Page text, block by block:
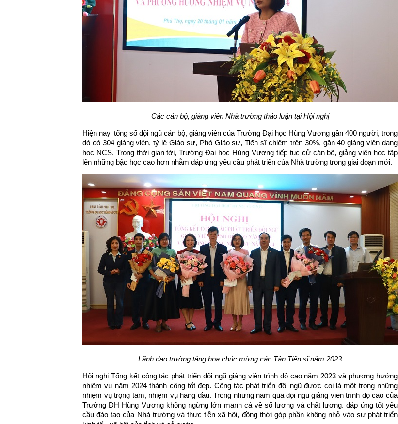
Các cán bộ, giảng viên Nhà trường thảo luận tại Hội nghị
Hiện nay, tổng số đội ngũ cán bộ, giảng viên của Trường Đại học Hùng Vương gần 400 người, trong
đó có 304 giảng viên, tỷ lệ Giáo sư, Phó Giáo sư, Tiến sĩ chiếm trên 30%, gần 40 giảng viên đang
học NCS. Trong thời gian tới, Trường Đại học Hùng Vương tiếp tục cử cán bộ, giảng viên học tập
lên những bậc học cao hơn nhằm đáp ứng yêu cầu phát triển của Nhà trường trong giai đoạn mới.
Lãnh đạo trường tặng hoa chúc mừng các Tân Tiến sĩ năm 2023
Hội nghị Tổng kết công tác phát triển đội ngũ giảng viên trình độ cao năm 2023 và phương hướng
nhiệm vụ năm 2024 thành công tốt đẹp. Công tác phát triển đội ngũ được coi là một trong những
nhiệm vụ trọng tâm, nhiệm vụ hàng đầu. Trong những năm qua đội ngũ giảng viên trình độ cao của
Trường ĐH Hùng Vương không ngừng lớn mạnh cả về số lượng và chất lượng, đáp ứng tốt yêu
cầu đào tạo của Nhà trường và thực tiễn xã hội, đồng thời góp phần không nhỏ vào sự phát triển